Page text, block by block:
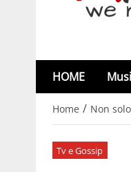
HOME
Home / Non
Tv e Gossip